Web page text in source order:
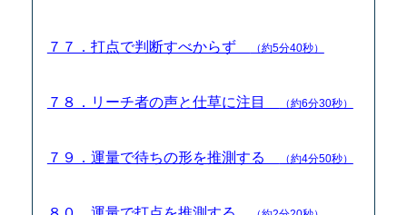
７７．打点で判断すべからず （約5分40秒）
７８．リーチ者の声と仕草に注目 （約6分30秒）
７９．運量で待ちの形を推測する （約4分50秒）